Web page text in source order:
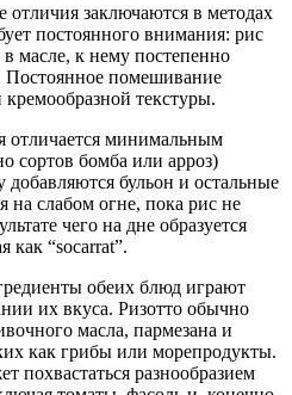
заключаются в методах
постоянного внимания: рис
масле, к нему постепенно
Постоянное помешивание
текстуры.
отличается минимальным
сортов бомба или арроз)
добавляются бульон и остальные
на слабом огне, пока рис не
чего на дне образуется
как “socarrat”.
обеих блюд играют
их вкуса. Ризотто обычно
масла, пармезана и
как грибы или морепродукты.
похвастаться разнообразием